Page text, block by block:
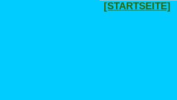
[STARTSEITE]